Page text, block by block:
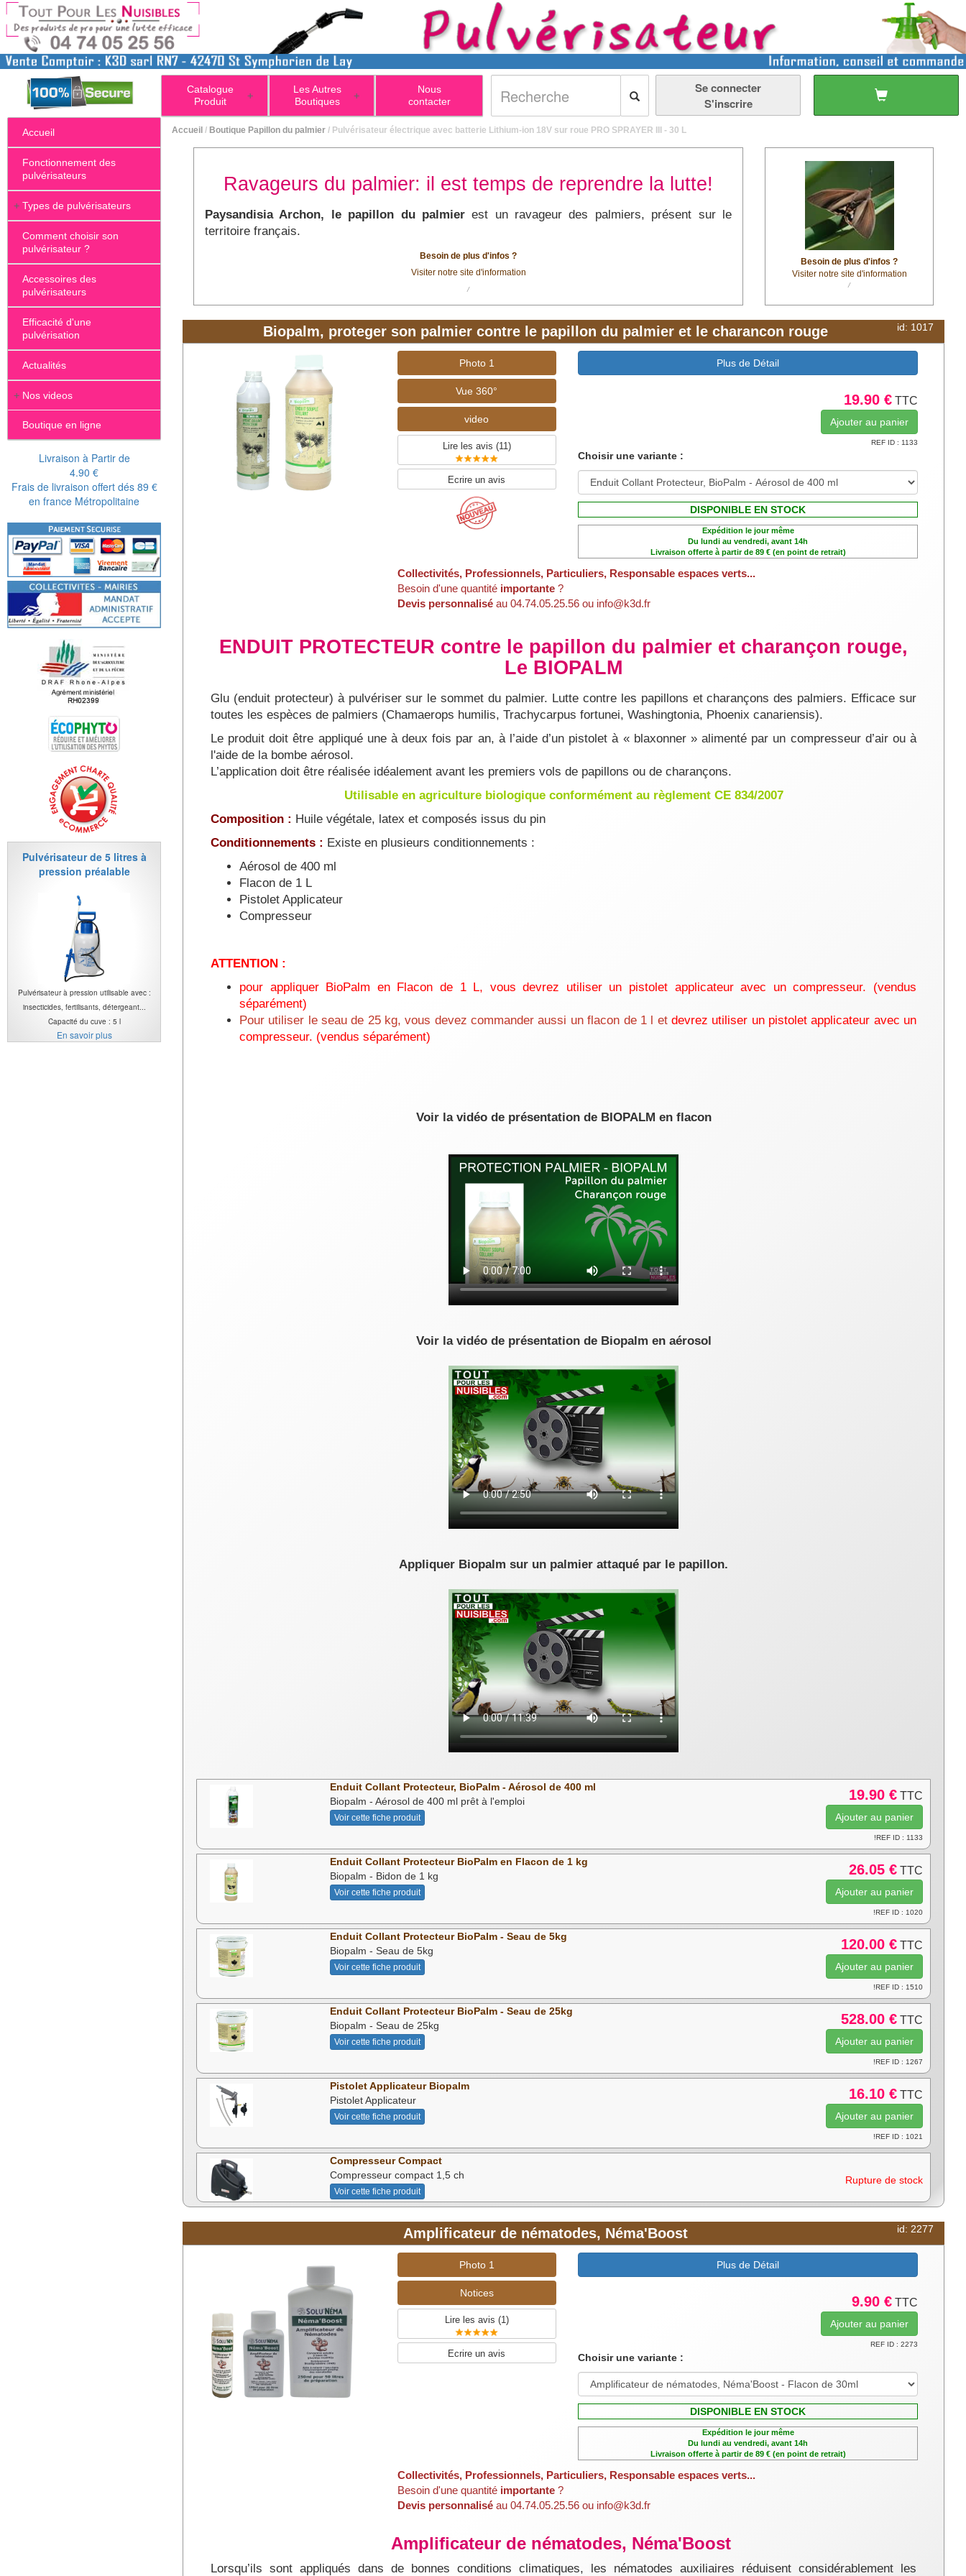
+
Catalogue
Produit
+
Les Autres
Boutiques
Nous
contacter
Se connecter
S'inscrire
Accueil
Fonctionnement des
pulvérisateurs
+ Types de pulvérisateurs
Comment choisir son
pulvérisateur ?
Accessoires des
pulvérisateurs
Efficacité d'une
pulvérisation
Actualités
+ Nos videos
Boutique en ligne
Livraison à Partir de
4.90 €
Frais de livraison offert dés 89 €
en france Métropolitaine
Pulvérisateur de 5 litres à
pression préalable
Pulvérisateur à pression utilisable avec :
insecticides, fertilisants, détergeant...
Capacité du cuve : 5 l
En savoir plus
Accueil / Boutique Papillon du palmier / Pulvérisateur électrique avec batterie Lithium-ion 18V sur roue PRO SPRAYER III - 30 L
Ravageurs du palmier: il est temps de reprendre la lutte!
Paysandisia Archon, le papillon du palmierest un ravageur des palmiers, présent sur le
territoire français.
Besoin de plus d'infos ?
Visiter notre site d'information
/
Besoin de plus d'infos ?
Visiter notre site d'information
/
id: 1017
Biopalm, proteger son palmier contre le papillon du palmier et le charancon rouge
Photo 1
Vue 360°
video
Lire les avis (11)
Ecrire un avis
Plus de Détail
19.90 € TTC
REF ID : 1133
Choisir une variante :
DISPONIBLE EN STOCK
Expédition le jour même
Du lundi au vendredi, avant 14h
Livraison offerte à partir de 89 € (en point de retrait)
Collectivités, Professionnels, Particuliers, Responsable espaces verts...
Besoin d'une quantité importante?
Devis personnaliséau 04.74.05.25.56 ou info@k3d.fr
ENDUIT PROTECTEUR contre le papillon du palmier et charançon rouge,
Le BIOPALM
Glu (enduit protecteur) à pulvériser sur le sommet du palmier. Lutte contre les papillons et charançons des palmiers. Efficace sur
toutes les espèces de palmiers (Chamaerops humilis, Trachycarpus fortunei, Washingtonia, Phoenix canariensis).
Le produit doit être appliqué une à deux fois par an, à l’aide d’un pistolet à « blaxonner » alimenté par un compresseur d’air ou à
l'aide de la bombe aérosol.
L’application doit être réalisée idéalement avant les premiers vols de papillons ou de charançons.
Utilisable en agriculture biologique conformément au règlement CE 834/2007
Composition : Huile végétale, latex et composés issus du pin
Conditionnements : Existe en plusieurs conditionnements :
Aérosol de 400 ml
Flacon de 1 L
Pistolet Applicateur
Compresseur
ATTENTION :
pour appliquer BioPalm en Flacon de 1 L, vous devrez utiliser un pistolet applicateur avec un compresseur. (vendus
séparément)
Pour utiliser le seau de 25 kg, vous devez commander aussi un flacon de 1 l et devrez utiliser un pistolet applicateur avec un
compresseur. (vendus séparément)
Voir la vidéo de présentation de BIOPALM en flacon
Voir la vidéo de présentation de Biopalm en aérosol
Appliquer Biopalm sur un palmier attaqué par le papillon.
Enduit Collant Protecteur, BioPalm - Aérosol de 400 ml
Biopalm - Aérosol de 400 ml prêt à l'emploi
Voir cette fiche produit
19.90 € TTC
!REF ID : 1133
Enduit Collant Protecteur BioPalm en Flacon de 1 kg
Biopalm - Bidon de 1 kg
Voir cette fiche produit
26.05 € TTC
!REF ID : 1020
Enduit Collant Protecteur BioPalm - Seau de 5kg
Biopalm - Seau de 5kg
Voir cette fiche produit
120.00 € TTC
!REF ID : 1510
Enduit Collant Protecteur BioPalm - Seau de 25kg
Biopalm - Seau de 25kg
Voir cette fiche produit
528.00 € TTC
!REF ID : 1267
Pistolet Applicateur Biopalm
Pistolet Applicateur
Voir cette fiche produit
16.10 € TTC
!REF ID : 1021
Compresseur Compact
Compresseur compact 1,5 ch
Voir cette fiche produit
Rupture de stock
id: 2277
Amplificateur de nématodes, Néma'Boost
Photo 1
Notices
Lire les avis (1)
Ecrire un avis
Plus de Détail
9.90 € TTC
REF ID : 2273
Choisir une variante :
DISPONIBLE EN STOCK
Expédition le jour même
Du lundi au vendredi, avant 14h
Livraison offerte à partir de 89 € (en point de retrait)
Collectivités, Professionnels, Particuliers, Responsable espaces verts...
Besoin d'une quantité importante?
Devis personnaliséau 04.74.05.25.56 ou info@k3d.fr
Amplificateur de nématodes, Néma'Boost
Lorsqu’ils sont appliqués dans de bonnes conditions climatiques, les nématodes auxiliaires réduisent considérablement les